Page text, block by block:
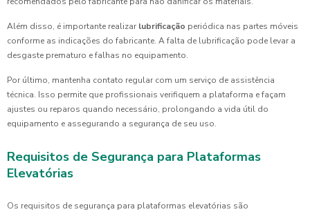
Além disso, é importante realizar lubrificação periódica nas partes móveis
conforme as indicações do fabricante. A falta de lubrificação pode levar a
desgaste prematuro e falhas no equipamento.
Por último, mantenha contato regular com um serviço de assistência
técnica. Isso permite que profissionais verifiquem a plataforma e façam
ajustes ou reparos quando necessário, prolongando a vida útil do
equipamento e assegurando a segurança de seu uso.
Requisitos de Segurança para Plataformas
Elevatórias
Os requisitos de segurança para plataformas elevatórias são